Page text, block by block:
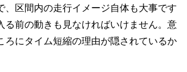
、区間内の走行イメージ自体も大事です
る前の動きも見なければいけません。意
ろにタイム短縮の理由が隠されているか